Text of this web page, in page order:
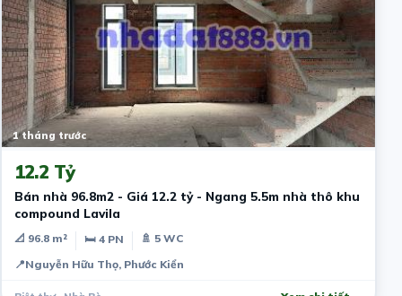
1 tháng trước
12.2 Tỷ
Bán nhà 96.8m2 - Giá 12.2 tỷ - Ngang 5.5m nhà thô khu
compound Lavila
📐 96.8 m² 🛏 4 PN
🚿 5 WC
📍Nguyễn Hữu Thọ, Phước Kiển